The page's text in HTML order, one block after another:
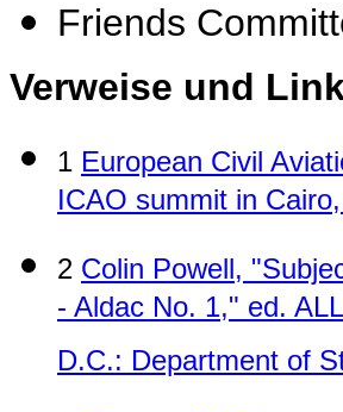
Friends
Verweise und
1 European Civil
ICAO summit in
2 Colin Powell,
- Aldac No. 1," ed.
D.C.: Department of